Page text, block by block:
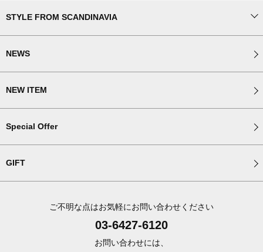
STYLE FROM SCANDINAVIA
NEWS
NEW ITEM
Special Offer
GIFT
ご不明な点はお気軽にお問い合わせください
03-6427-6120
お問い合わせには、